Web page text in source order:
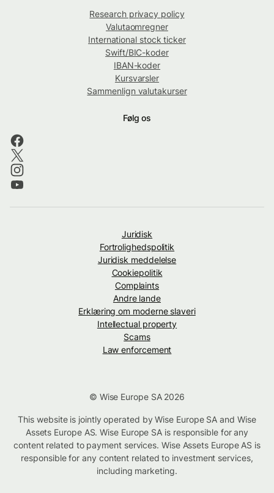
Research privacy policy
Valutaomregner
International stock ticker
Swift/BIC-koder
IBAN-koder
Kursvarsler
Sammenlign valutakurser
Følg os
Juridisk
Fortrolighedspolitik
Juridisk meddelelse
Cookiepolitik
Complaints
Andre lande
Erklæring om moderne slaveri
Intellectual property
Scams
Law enforcement
© Wise Europe SA 2026
This website is jointly operated by Wise Europe SA and Wise
Assets Europe AS. Wise Europe SA is responsible for any
content related to payment services. Wise Assets Europe AS is
responsible for any content related to investment services,
including marketing.